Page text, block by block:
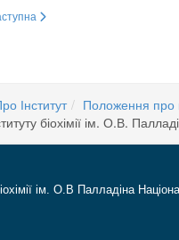
з 75 –річним ювілеєм
стаття: Справа про 17
Інститут Положення про
біохімії ім. О.В.
ім. О.В Палладіна